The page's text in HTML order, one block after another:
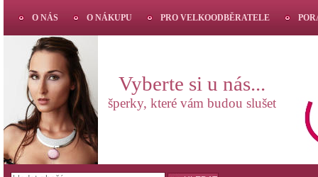
O NÁS O NÁKUPU PRO VELKOODBĚRATELE
Vyberte si u nás...
šperky, které vám budou slušet